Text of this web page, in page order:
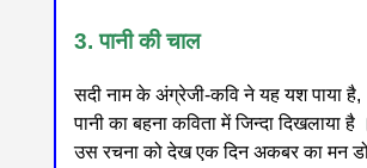
3. पानी की चाल
सदी नाम के अंग्रेजी-कवि ने यह यश पाया है,
पानी का बहना कविता में जिन्दा दिखलाया है ।
उस रचना को देख एक दिन अकबर का मन